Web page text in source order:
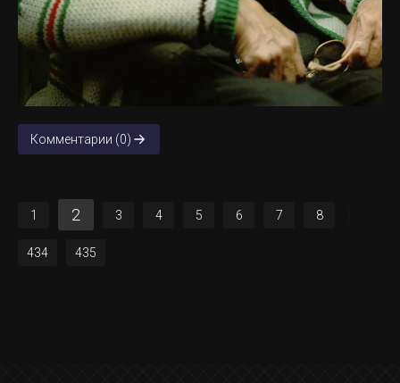
Комментарии (0)
1 2 3 4 5 6 7 8
434 435